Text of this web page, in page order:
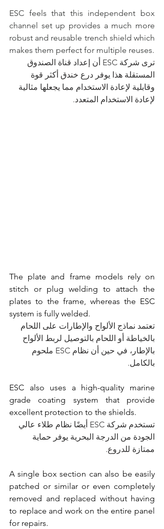
ESC feels that this independent box
channel set up provides a much more
robust and reusable trench shield which
makes them perfect for multiple reuses.
ترى شركة ESC أن إعداد قناة الصندوق
المستقلة هذا يوفر درع خندق أكثر قوة
وقابلية لإعادة الاستخدام مما يجعلها مثالية
لإعادة الاستخدام المتعدد.
The plate and frame models rely on
stitch or plug welding to attach the
plates to the frame, whereas the ESC
system is fully welded.
تعتمد نماذج الألواح والإطارات على اللحام
بالخياطة أو اللحام بالتوصيل لربط الألواح
بالإطار، في حين أن نظام ESC ملحوم
بالكامل.
ESC also uses a high-quality marine
grade coating system that provide
excellent protection to the shields.
تستخدم شركة ESC أيضًا نظام طلاء عالي
الجودة من الدرجة البحرية يوفر حماية
ممتازة للدروع.
A single box section can also be easily
patched or similar or even completely
removed and replaced without having
to replace and work on the entire panel
for repairs.